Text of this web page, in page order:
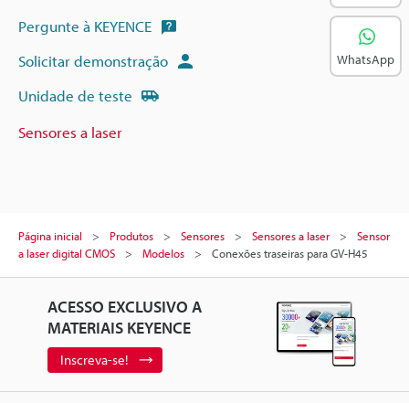
Pergunte à KEYENCE
Solicitar demonstração
Unidade de teste
Sensores a laser
Página inicial Produtos Sensores Sensores a laser
Sensor
a laser digital CMOS
Modelos Conexões traseiras para GV-H45
ACESSO EXCLUSIVO A
MATERIAIS KEYENCE
Inscreva-se!
WhatsApp